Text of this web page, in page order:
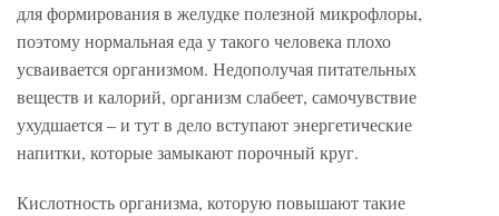
для формирования в желудке полезной микрофлоры,
поэтому нормальная еда у такого человека плохо
усваивается организмом. Недополучая питательных
веществ и калорий, организм слабеет, самочувствие
ухудшается – и тут в дело вступают энергетические
напитки, которые замыкают порочный круг.
Кислотность организма, которую повышают такие